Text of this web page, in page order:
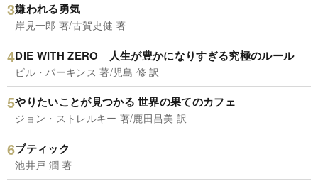
嫌われる勇気
岸見一郎 著/古賀史健 著
DIE WITH ZERO 人生が豊かになりすぎる究極のルール
ビル・パーキンス 著/児島 修 訳
やりたいことが見つかる 世界の果てのカフェ
ジョン・ストレルキー 著/鹿田昌美 訳
ブティック
池井戸 潤 著